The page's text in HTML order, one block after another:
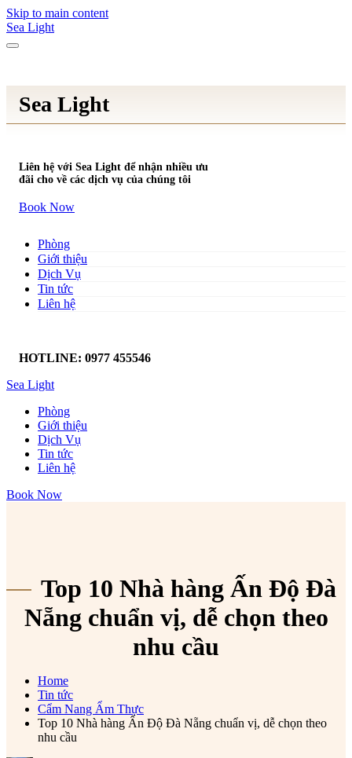
Skip to main content
Sea Light
Sea Light
Liên hệ với Sea Light để nhận nhiều ưu
đãi cho về các dịch vụ của chúng tôi
Book Now
Phòng
Giới thiệu
Dịch Vụ
Tin tức
Liên hệ
HOTLINE: 0977 455546
Sea Light
Phòng
Giới thiệu
Dịch Vụ
Tin tức
Liên hệ
Book Now
Top 10 Nhà hàng Ấn Độ Đà
Nẵng chuẩn vị, dễ chọn theo
nhu cầu
Home
Tin tức
Cẩm Nang Ẩm Thực
Top 10 Nhà hàng Ấn Độ Đà Nẵng chuẩn vị, dễ chọn theo
nhu cầu